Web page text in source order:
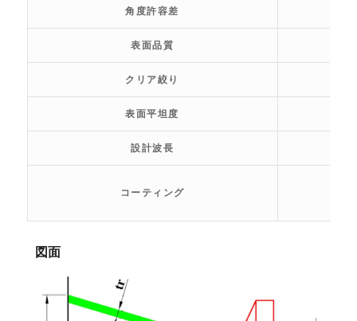
角度許容差
表面品質
クリア絞り
表面平坦度
設計波長
コーティング
図面